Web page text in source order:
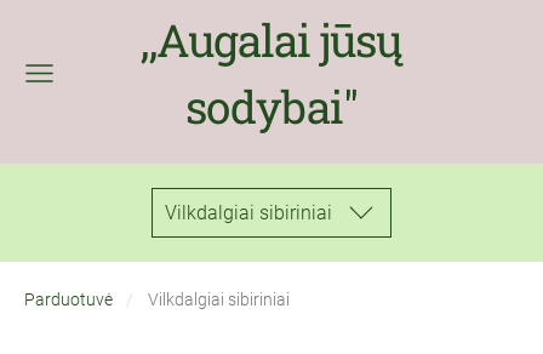
,,Augalai jūsų
sodybai''
Vilkdalgiai sibiriniai
Parduotuvė Vilkdalgiai sibiriniai